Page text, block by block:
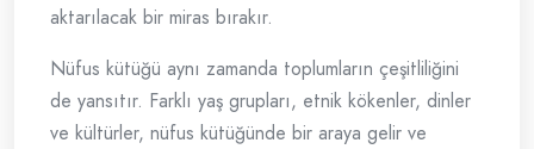
aktarılacak bir miras bırakır.
Nüfus kütüğü aynı zamanda toplumların çeşitliliğini
de yansıtır. Farklı yaş grupları, etnik kökenler, dinler
ve kültürler, nüfus kütüğünde bir araya gelir ve